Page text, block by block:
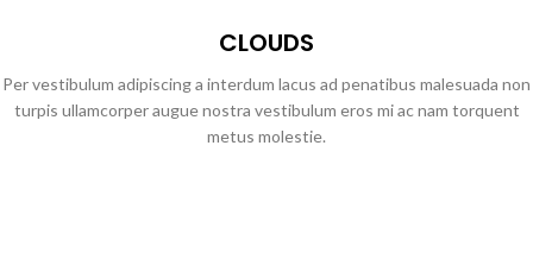
CLOUDS
Per vestibulum adipiscing a interdum lacus ad penatibus malesuada non
turpis ullamcorper augue nostra vestibulum eros mi ac nam torquent
metus molestie.